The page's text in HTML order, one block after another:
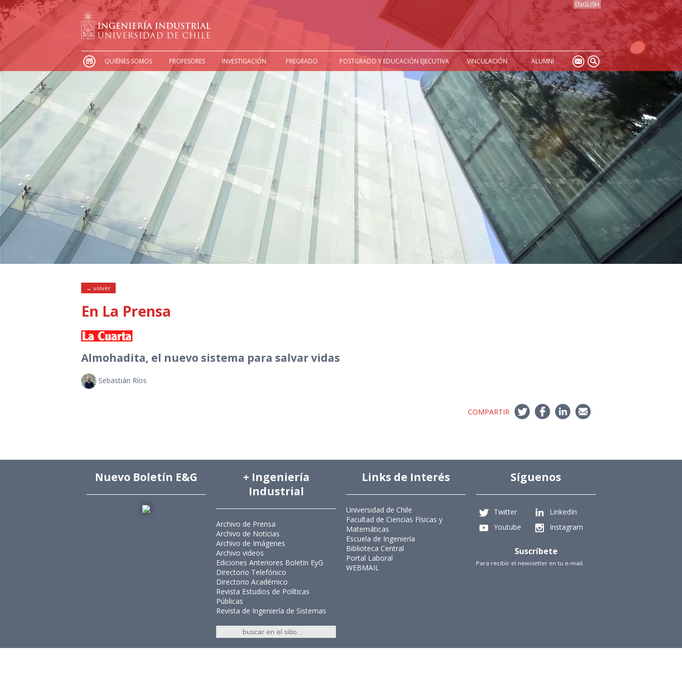
ENGLISH
QUIÉNES SOMOS PROFESORES INVESTIGACIÓN PREGRADO POSTGRADO Y EDUCACIÓN EJECUTIVA VINCULACIÓN ALUMNI
← volver
En La Prensa
Almohadita, el nuevo sistema para salvar vidas
Sebastián Ríos
COMPARTIR
Nuevo Boletín E&G
+ Ingeniería
Industrial
Archivo de Prensa
Archivo de Noticias
Archivo de Imágenes
Archivo videos
Ediciones Anteriores Boletín EyG
Directorio Telefónico
Directorio Académico
Revista Estudios de Políticas
Públicas
Revista de Ingeniería de Sistemas
Links de Interés
Universidad de Chile
Facultad de Ciencias Físicas y
Matemáticas
Escuela de Ingeniería
Biblioteca Central
Portal Laboral
WEBMAIL
Síguenos
Twitter
LinkedIn
Youtube
Instagram
Suscríbete
Para recibir el newsletter en tu e-mail.